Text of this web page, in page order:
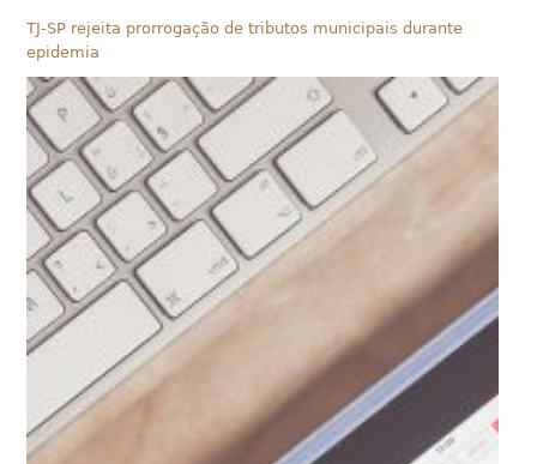
TJ-SP rejeita prorrogação de tributos municipais durante
epidemia